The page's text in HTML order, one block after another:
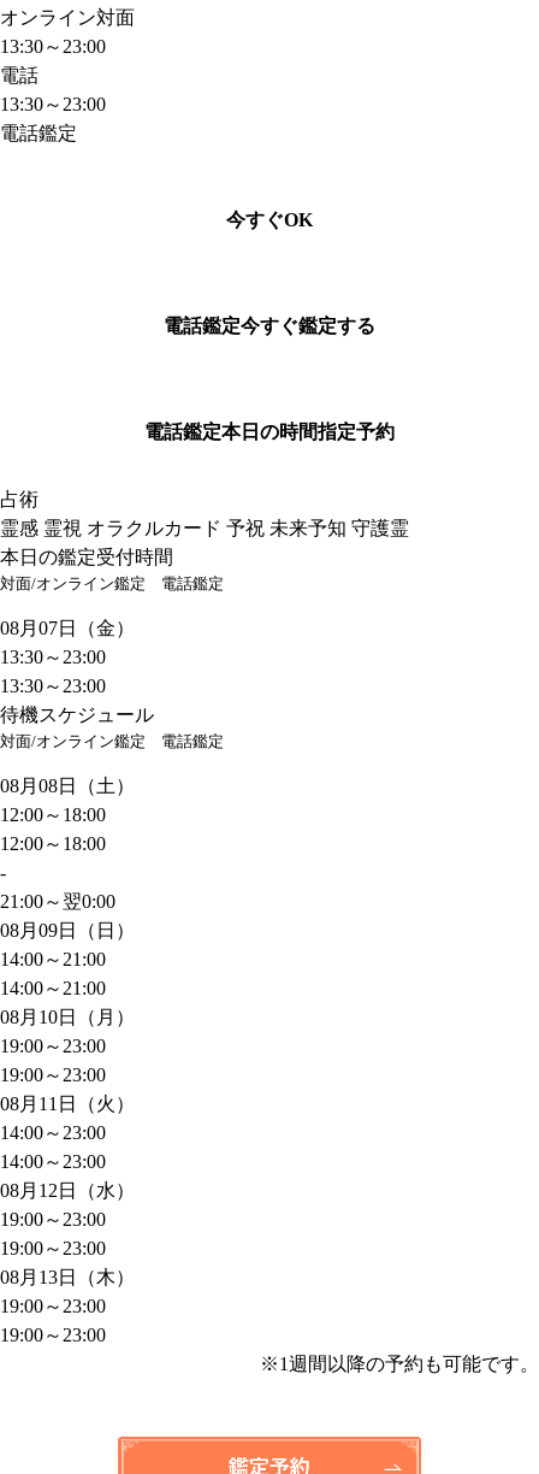
オンライン対面
13:30～23:00
電話
13:30～23:00
電話鑑定
今すぐOK
電話鑑定今すぐ鑑定する
電話鑑定本日の時間指定予約
占術
霊感 霊視 オラクルカード 予祝 未来予知 守護霊
本日の鑑定受付時間
対面/オンライン鑑定 電話鑑定
08月07日（金）
13:30～23:00
13:30～23:00
待機スケジュール
対面/オンライン鑑定 電話鑑定
08月08日（土）
12:00～18:00
12:00～18:00
-
21:00～翌0:00
08月09日（日）
14:00～21:00
14:00～21:00
08月10日（月）
19:00～23:00
19:00～23:00
08月11日（火）
14:00～23:00
14:00～23:00
08月12日（水）
19:00～23:00
19:00～23:00
08月13日（木）
19:00～23:00
19:00～23:00
※1週間以降の予約も可能です。